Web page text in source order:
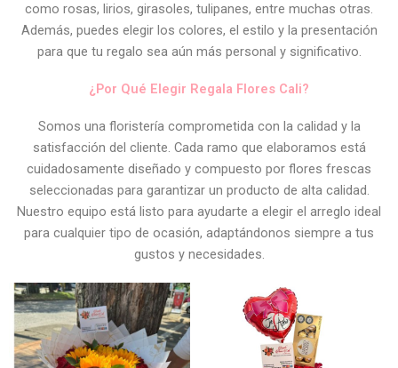
como rosas, lirios, girasoles, tulipanes, entre muchas otras.
Además, puedes elegir los colores, el estilo y la presentación
para que tu regalo sea aún más personal y significativo.
¿Por Qué Elegir Regala Flores Cali?
Somos una floristería comprometida con la calidad y la
satisfacción del cliente. Cada ramo que elaboramos está
cuidadosamente diseñado y compuesto por flores frescas
seleccionadas para garantizar un producto de alta calidad.
Nuestro equipo está listo para ayudarte a elegir el arreglo ideal
para cualquier tipo de ocasión, adaptándonos siempre a tus
gustos y necesidades.